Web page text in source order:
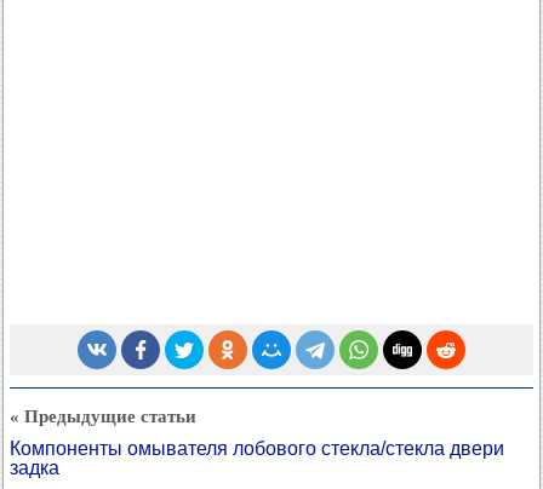
« Предыдущие статьи
Компоненты омывателя лобового стекла/стекла двери
задка